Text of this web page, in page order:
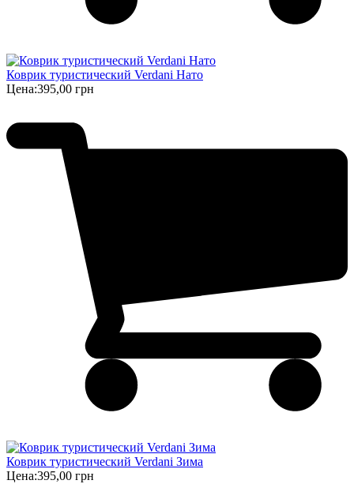
Коврик туристический Verdani Нато
Цена:395,00 грн
Коврик туристический Verdani Зима
Цена:395,00 грн